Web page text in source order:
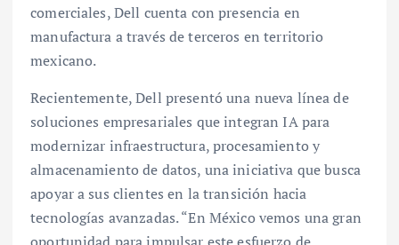
comerciales, Dell cuenta con presencia en
manufactura a través de terceros en territorio
mexicano.
Recientemente, Dell presentó una nueva línea de
soluciones empresariales que integran IA para
modernizar infraestructura, procesamiento y
almacenamiento de datos, una iniciativa que busca
apoyar a sus clientes en la transición hacia
tecnologías avanzadas. “En México vemos una gran
oportunidad para impulsar este esfuerzo de